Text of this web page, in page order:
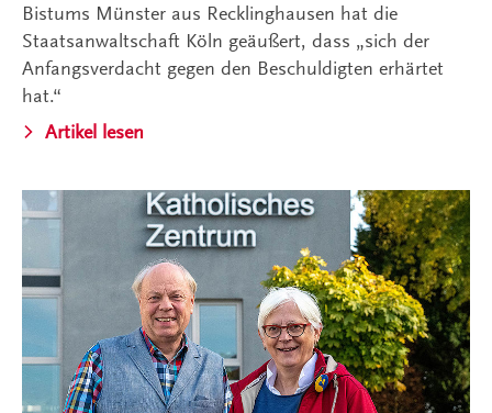
Bistums Münster aus Recklinghausen hat die
Staatsanwaltschaft Köln geäußert, dass „sich der
Anfangsverdacht gegen den Beschuldigten erhärtet
hat.“
Artikel lesen